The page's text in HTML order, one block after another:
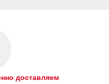
доставляем